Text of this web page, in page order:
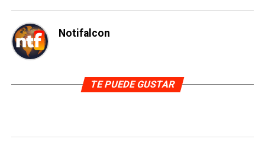
Notifalcon
TE PUEDE GUSTAR